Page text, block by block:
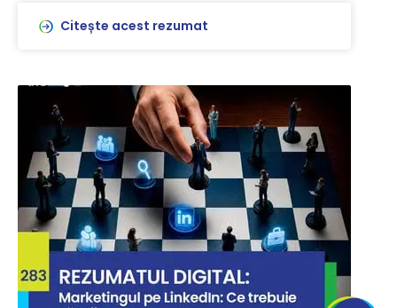
Citește acest rezumat